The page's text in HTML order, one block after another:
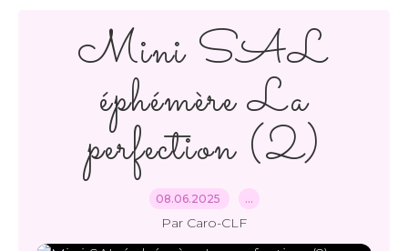
Mini SAL
éphémère La
perfection (2)
08.06.2025 …
Par Caro-CLF